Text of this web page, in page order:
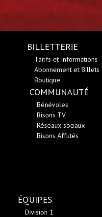
BILLETTERIE
Tarifs et Informations
Abonnement et Billets
Boutique
COMMUNAUTÉ
Bénévoles
Bisons TV
Réseaux sociaux
Bisons Affutés
ÉQUIPES
Division 1